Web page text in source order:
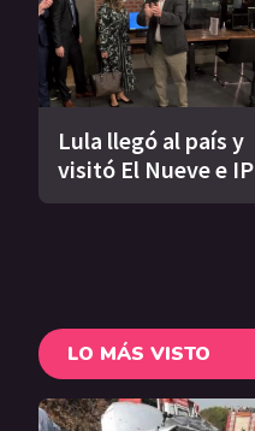
Lula llegó al país y
visitó El Nueve e IP
LO MÁS VISTO